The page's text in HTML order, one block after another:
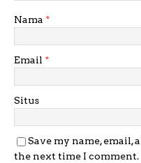
Nama *
Email *
Situs
Save my name,
the next time I comment.